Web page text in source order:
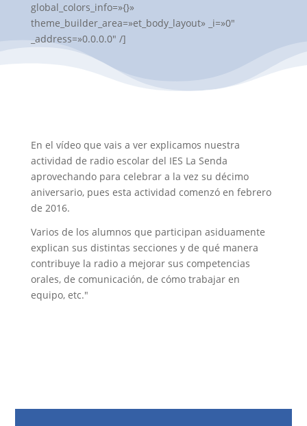
global_colors_info=»{}»
theme_builder_area=»et_body_layout» _i=»0″
_address=»0.0.0.0″ /]
En el vídeo que vais a ver explicamos nuestra
actividad de radio escolar del IES La Senda
aprovechando para celebrar a la vez su décimo
aniversario, pues esta actividad comenzó en febrero
de 2016.
Varios de los alumnos que participan asiduamente
explican sus distintas secciones y de qué manera
contribuye la radio a mejorar sus competencias
orales, de comunicación, de cómo trabajar en
equipo, etc."